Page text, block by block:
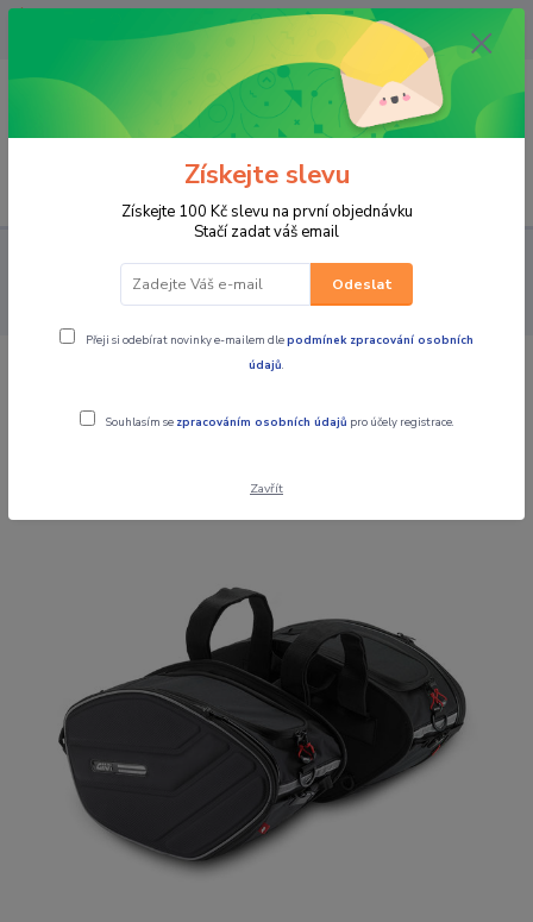
OPAVA 733537099/HLUČÍN
734541648/OLOMOUC 734593593
0,00 CZK
PRO STROJE MOTO PŘÍSLUŠENSTVÍ
KUFRY / BRAŠNY /
MONTÁŽNÍ SADY / TANKVAKY / VAKY
BOČNÍ KUFRY BRAŠNY
100B boční brašny velké GIVI, černé, rozšiřitelné, objem 28-35
černé, rozšiřitelné, objem 28-35
Získejte slevu
Získejte 100 Kč slevu na první objednávku
Stačí zadat váš email
Odeslat
Přeji si odebírat novinky e-mailem dlepodmínek zpracování osobních
údajů.
Souhlasím se zpracováním osobních údajů pro účely registrace.
Zavřít